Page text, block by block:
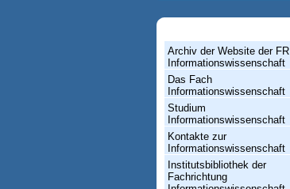
-
F
a
c
h
r
i
c
Archiv der Website der FR
Informationswissenschaft
Das Fach
Informationswissenschaft
Studium
Informationswissenschaft
Kontakte zur
Informationswissenschaft
Institutsbibliothek der
Fachrichtung